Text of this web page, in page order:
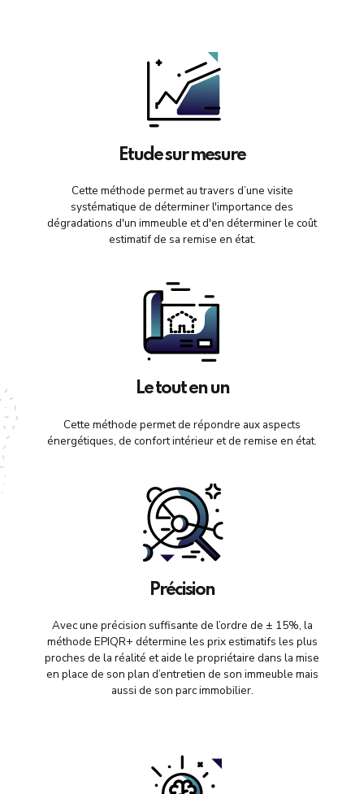
Etude sur mesure
Cette méthode permet au travers d’une visite
systématique de déterminer l'importance des
dégradations d'un immeuble et d'en déterminer le coût
estimatif de sa remise en état.
Le tout en un
Cette méthode permet de répondre aux aspects
énergétiques, de confort intérieur et de remise en état.
Précision
Avec une précision suffisante de l’ordre de ± 15%, la
méthode EPIQR+ détermine les prix estimatifs les plus
proches de la réalité et aide le propriétaire dans la mise
en place de son plan d’entretien de son immeuble mais
aussi de son parc immobilier.